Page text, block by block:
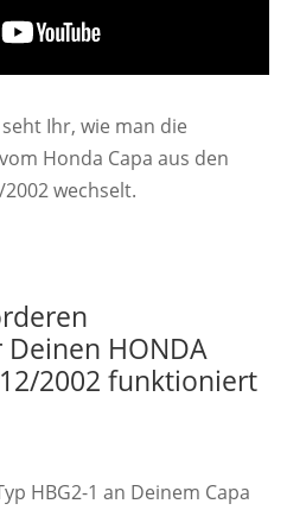
Ihr, wie man die
Honda Capa aus den
wechselt.
HONDA
2002 funktioniert
HBG2-1 an Deinem Capa